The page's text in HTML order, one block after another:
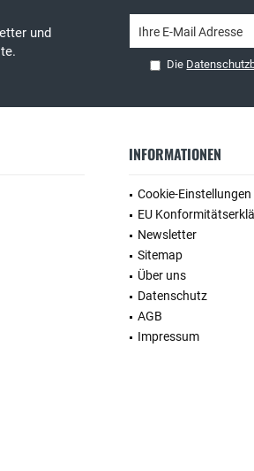
und
Die
INFORMATIONEN
Cookie-Einstellungen
EU
Newsletter
Sitemap
Über uns
Datenschutz
AGB
Impressum